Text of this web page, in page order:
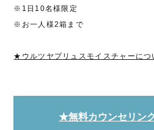
※1日10名様限定
※お一人様2箱まで
★ウルツヤプリュスモイスチャーにつ
★無料カウンセリン